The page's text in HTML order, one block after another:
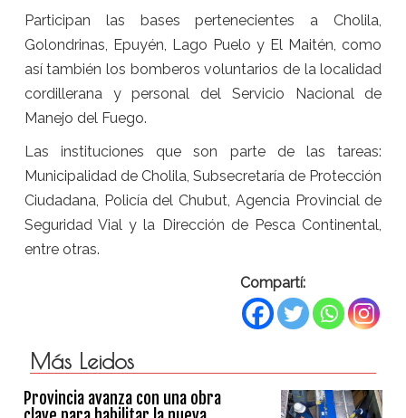
Participan las bases pertenecientes a Cholila,
Golondrinas, Epuyén, Lago Puelo y El Maitén, como
así también los bomberos voluntarios de la localidad
cordillerana y personal del Servicio Nacional de
Manejo del Fuego.
Las instituciones que son parte de las tareas:
Municipalidad de Cholila, Subsecretaría de Protección
Ciudadana, Policía del Chubut, Agencia Provincial de
Seguridad Vial y la Dirección de Pesca Continental,
entre otras.
Compartí:
Más Leidos
Provincia avanza con una obra